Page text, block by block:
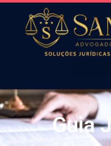
AQUI VOCÊ
NOSSAS
Guia